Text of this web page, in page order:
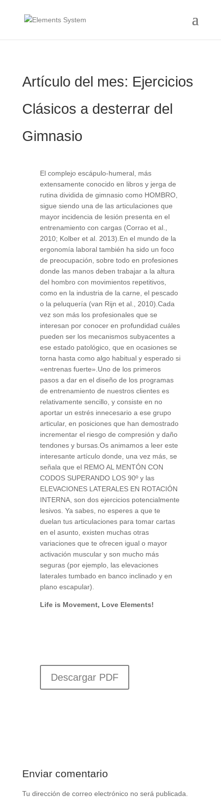
Artículo del mes: Ejercicios
Clásicos a desterrar del
Gimnasio
El complejo escápulo-humeral, más
extensamente conocido en libros y jerga de
rutina dividida de gimnasio como HOMBRO,
sigue siendo una de las articulaciones que
mayor incidencia de lesión presenta en el
entrenamiento con cargas (Corrao et al.,
2010; Kolber et al. 2013).En el mundo de la
ergonomía laboral también ha sido un foco
de preocupación, sobre todo en profesiones
donde las manos deben trabajar a la altura
del hombro con movimientos repetitivos,
como en la industria de la carne, el pescado
o la peluquería (van Rijn et al., 2010).Cada
vez son más los profesionales que se
interesan por conocer en profundidad cuáles
pueden ser los mecanismos subyacentes a
ese estado patológico, que en ocasiones se
torna hasta como algo habitual y esperado si
«entrenas fuerte».Uno de los primeros
pasos a dar en el diseño de los programas
de entrenamiento de nuestros clientes es
relativamente sencillo, y consiste en no
aportar un estrés innecesario a ese grupo
articular, en posiciones que han demostrado
incrementar el riesgo de compresión y daño
tendones y bursas.Os animamos a leer este
interesante artículo donde, una vez más, se
señala que el REMO AL MENTÓN CON
CODOS SUPERANDO LOS 90º y las
ELEVACIONES LATERALES EN ROTACIÓN
INTERNA, son dos ejercicios potencialmente
lesivos. Ya sabes, no esperes a que te
duelan tus articulaciones para tomar cartas
en el asunto, existen muchas otras
variaciones que te ofrecen igual o mayor
activación muscular y son mucho más
seguras (por ejemplo, las elevaciones
laterales tumbado en banco inclinado y en
plano escapular).
Life is Movement, Love Elements!
Descargar PDF
Enviar comentario
Tu dirección de correo electrónico no será publicada.